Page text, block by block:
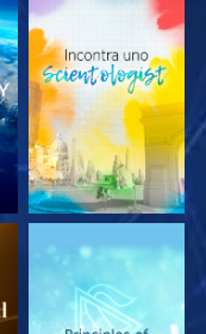
ESPLORA LE
SERIE